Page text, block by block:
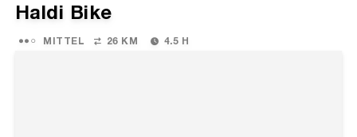
Haldi Bike
MITTEL 26 KM 4.5 H